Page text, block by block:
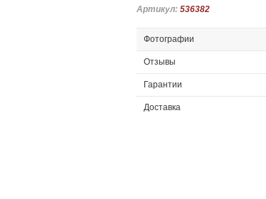
Артикул: 536382
Артикул: 536382
Фотографии
Отзывы
Гарантии
Доставка